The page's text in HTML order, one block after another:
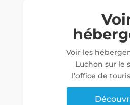
Voir les
Luchon sur le
l’office de